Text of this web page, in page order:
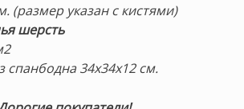
(размер указан с кистями)
шерсть
спанбодна 34х34х12 см.